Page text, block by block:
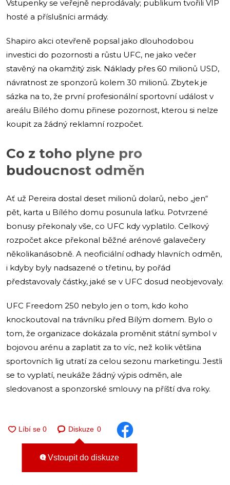
Vstupenky se veřejně neprodávaly; publikum tvořili VIP
hosté a příslušníci armády.
Shapiro akci otevřeně popsal jako dlouhodobou
investici do pozornosti a růstu UFC, ne jako večer
stavěný na okamžitý zisk. Náklady přes 60 milionů USD,
návratnost ze sponzorů kolem 30 milionů. Zbytek je
sázka na to, že první profesionální sportovní událost v
areálu Bílého domu přinese pozornost, kterou si nelze
koupit za žádný reklamní rozpočet.
Co z toho plyne pro
budoucnost odměn
Ať už Pereira dostal deset milionů dolarů, nebo „jen“
pět, karta u Bílého domu posunula laťku. Potvrzené
bonusy překonaly vše, co UFC kdy vyplatilo. Celkový
rozpočet akce překonal běžné arénové galavečery
několikanásobně. A neoficiální odhady hlavních odměn,
i kdyby byly nadsazené o třetinu, by pořád
představovaly částky, jaké se v UFC dosud neobjevovaly.
UFC Freedom 250 nebylo jen o tom, kdo koho
knockoutoval na trávníku před Bílým domem. Bylo o
tom, že organizace dokázala proměnit státní symbol v
bojovou arénu a zaplatit za to víc, než kolik většina
sportovních lig utratí za celou sezonu marketingu. Jestli
se to vyplatí, neukáže žádný výpis odměn, ale
sledovanost a sponzorské smlouvy na příští dva roky.
Diskuze 0
Vstoupit do diskuze